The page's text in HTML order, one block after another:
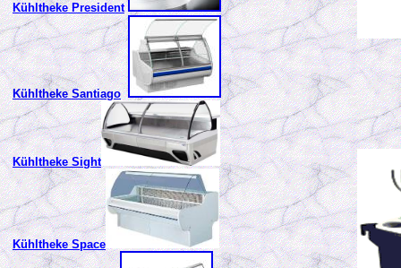
Kühltheke President
Kühltheke Santiago
Kühltheke Sight
Kühltheke Space